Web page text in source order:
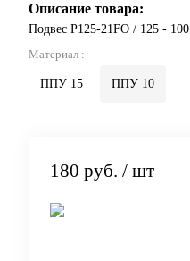
Описание товара:
Подвес Р125-21FO / 125 - 100
Материал :
ППУ 15 ППУ 10
180 руб. / шт